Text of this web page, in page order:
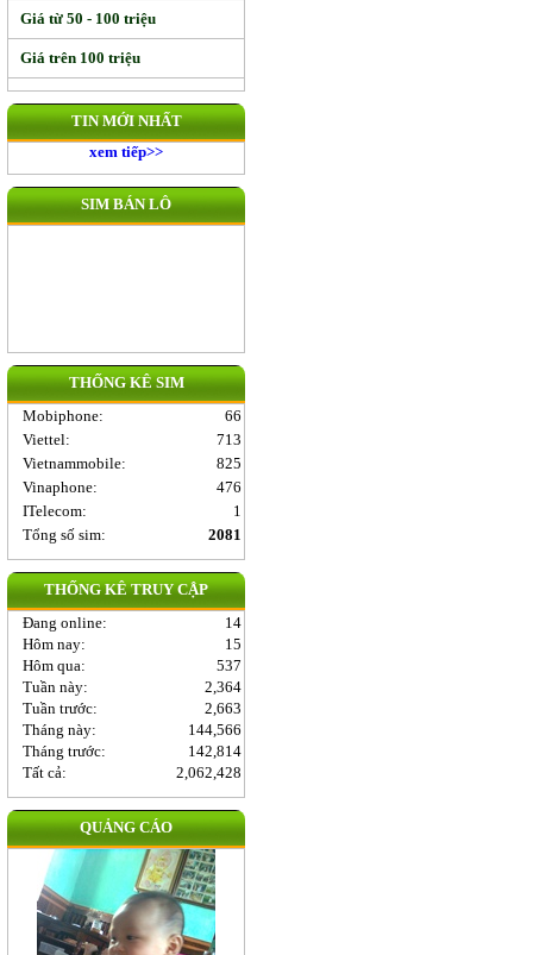
Giá từ 50 - 100 triệu
Giá trên 100 triệu
TIN MỚI NHẤT
xem tiếp>>
SIM BÁN LÔ
THỐNG KÊ SIM
Mobiphone:
66
Viettel:
713
Vietnammobile:
825
Vinaphone:
476
ITelecom:
1
Tổng số sim:
2081
THỐNG KÊ TRUY CẬP
Đang online:
14
Hôm nay:
15
Hôm qua:
537
Tuần này:
2,364
Tuần trước:
2,663
Tháng này:
144,566
Tháng trước:
142,814
Tất cả:
2,062,428
QUẢNG CÁO